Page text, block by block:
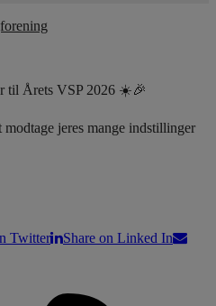
til Årets VSP 2026 ☀️🎉
jeres mange indstillinger
Twitter
Share on Linked In